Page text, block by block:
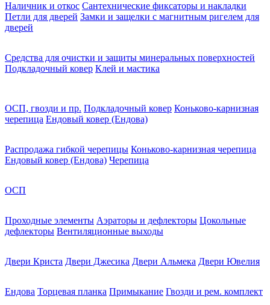
Наличник и откос Сантехнические фиксаторы и накладки
Петли для дверей Замки и защелки с магнитным ригелем для
дверей
Средства для очистки и защиты минеральных поверхностей
Подкладочный ковер Клей и мастика
ОСП, гвозди и пр. Подкладочный ковер Коньково-карнизная
черепица Ендовый ковер (Ендова)
Распродажа гибкой черепицы Коньково-карнизная черепица
Ендовый ковер (Ендова) Черепица
ОСП
Проходные элементы Аэраторы и дефлекторы Цокольные
дефлекторы Вентиляционные выходы
Двери Криста Двери Джесика Двери Альмека Двери Ювелия
Ендова Торцевая планка Примыкание Гвозди и рем. комплект